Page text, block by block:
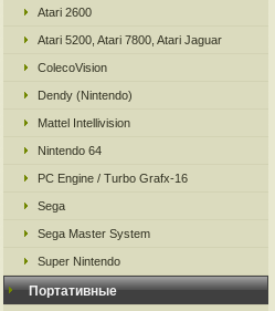
Atari 2600
Atari 5200, Atari 7800, Atari Jaguar
ColecoVision
Dendy (Nintendo)
Mattel Intellivision
Nintendo 64
PC Engine / Turbo Grafx-16
Sega
Sega Master System
Super Nintendo
Портативные